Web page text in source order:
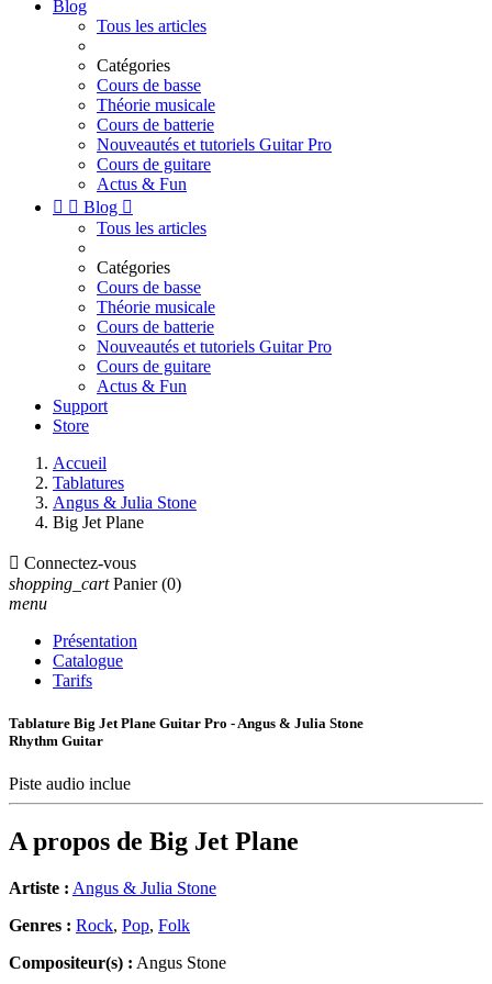
Blog
Tous les articles
Catégories
Cours de basse
Théorie musicale
Cours de batterie
Nouveautés et tutoriels Guitar Pro
Cours de guitare
Actus & Fun
  Blog 
Tous les articles
Catégories
Cours de basse
Théorie musicale
Cours de batterie
Nouveautés et tutoriels Guitar Pro
Cours de guitare
Actus & Fun
Support
Store
Accueil
Tablatures
Angus & Julia Stone
Big Jet Plane
 Connectez-vous
shopping_cart Panier (0)
menu
Présentation
Catalogue
Tarifs
Tablature Big Jet Plane Guitar Pro - Angus & Julia Stone
Rhythm Guitar
Piste audio inclue
A propos de Big Jet Plane
Artiste : Angus & Julia Stone
Genres : Rock, Pop, Folk
Compositeur(s) : Angus Stone